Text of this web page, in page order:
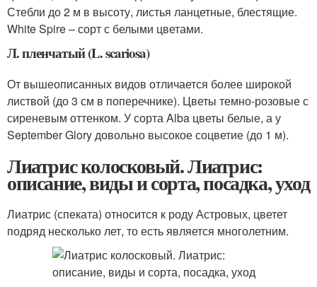
Стебли до 2 м в высоту, листья ланцетные, блестящие.
White Spire – сорт с белыми цветами.
Л. пленчатый (L. scariosa)
От вышеописанных видов отличается более широкой
листвой (до 3 см в поперечнике). Цветы темно-розовые с
сиреневым оттенком. У сорта Alba цветы белые, а у
September Glory довольно высокое соцветие (до 1 м).
Лиатрис колосковый. Лиатрис:
описание, виды и сорта, посадка, уход
Лиатрис (спеката) относится к роду Астровых, цветет
подряд несколько лет, то есть является многолетним.